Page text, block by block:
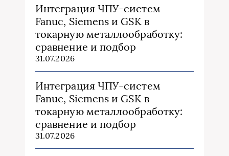
Интеграция ЧПУ-систем
Fanuc, Siemens и GSK в
токарную металлообработку:
сравнение и подбор
31.07.2026
Интеграция ЧПУ-систем
Fanuc, Siemens и GSK в
токарную металлообработку:
сравнение и подбор
31.07.2026